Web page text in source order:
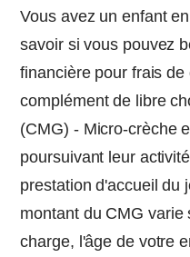
Vous avez un enfant
savoir si vous pouvez
financière pour frais
complément de libre
(CMG) - Micro-crèche
poursuivant leur
prestation d'accueil du
montant du CMG varie
charge, l'âge de votre